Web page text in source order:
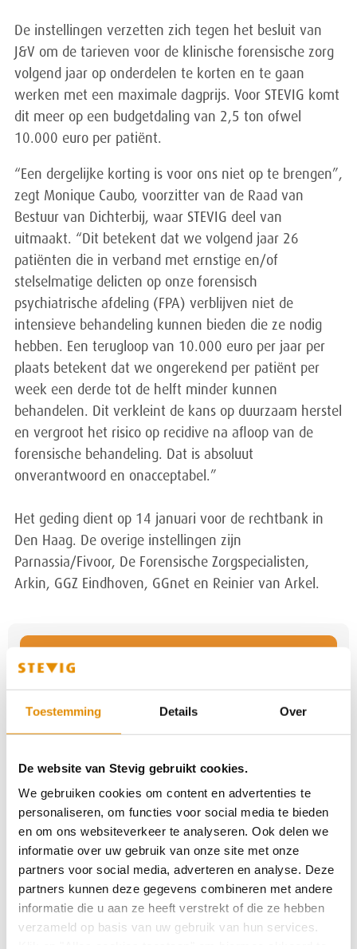
Toestemming Details Over
De website van Stevig gebruikt cookies.
We gebruiken cookies om content en advertenties te
personaliseren, om functies voor social media te bieden
en om ons websiteverkeer te analyseren. Ook delen we
informatie over uw gebruik van onze site met onze
partners voor social media, adverteren en analyse. Deze
partners kunnen deze gegevens combineren met andere
informatie die u aan ze heeft verstrekt of die ze hebben
verzameld op basis van uw gebruik van hun services.
Ministerie Justitie en Veiligheid
Positief ontvangen eerste open dag Forensisch
Wij maken elk gevoel van onveiligheid
bespreekbaar binnen STEVIG.
Eerste spiegelgesprek: cliënten houden ons
een spiegel voor
De instellingen verzetten zich tegen het besluit van
J&V om de tarieven voor de klinische forensische zorg
volgend jaar op onderdelen te korten en te gaan
werken met een maximale dagprijs. Voor STEVIG komt
dit meer op een budgetdaling van 2,5 ton ofwel
10.000 euro per patiënt.
“Een dergelijke korting is voor ons niet op te brengen”,
zegt Monique Caubo, voorzitter van de Raad van
Bestuur van Dichterbij, waar STEVIG deel van
uitmaakt. “Dit betekent dat we volgend jaar 26
patiënten die in verband met ernstige en/of
stelselmatige delicten op onze forensisch
psychiatrische afdeling (FPA) verblijven niet de
intensieve behandeling kunnen bieden die ze nodig
hebben. Een terugloop van 10.000 euro per jaar per
plaats betekent dat we ongerekend per patiënt per
week een derde tot de helft minder kunnen
behandelen. Dit verkleint de kans op duurzaam herstel
en vergroot het risico op recidive na afloop van de
forensische behandeling. Dat is absoluut
onverantwoord en onacceptabel.”
Het geding dient op 14 januari voor de rechtbank in
Den Haag. De overige instellingen zijn
Parnassia/Fivoor, De Forensische Zorgspecialisten,
Arkin, GGZ Eindhoven, GGnet en Reinier van Arkel.